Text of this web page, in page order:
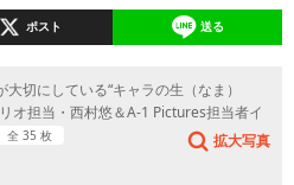
ポスト 送る
大切にしている“キャラの生（なま）
オ担当・西村悠＆A-1 Pictures担当者イ
全 35 枚 拡大写真